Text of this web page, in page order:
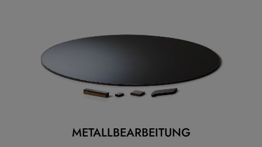
METALLBEARBEITUNG